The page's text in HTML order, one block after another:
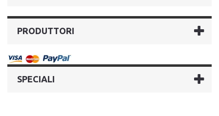
PRODUTTORI
SPECIALI